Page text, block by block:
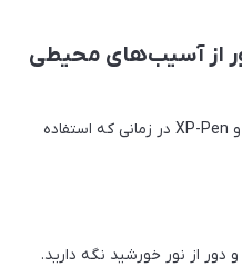
از آسیب‌های محیطی
نگهداری صحیح تبلت گرافیکی Huion و XP-Pen در زمانی که استفاده
از نور خورشید نگه دارید.